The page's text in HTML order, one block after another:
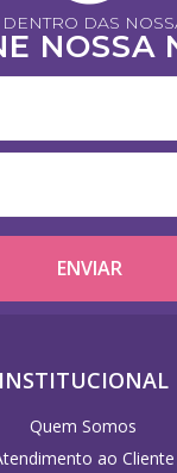
DAS
NOSSA
INSTITUCIONAL
Quem Somos
ao Cliente